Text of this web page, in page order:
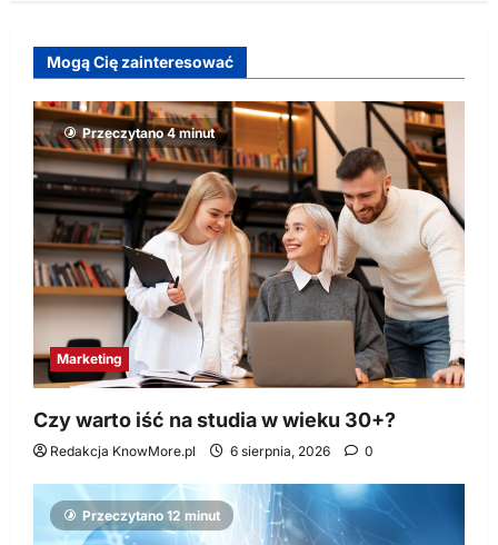
Mogą Cię zainteresować
Przeczytano 4 minut
Marketing
Czy warto iść na studia w wieku 30+?
Redakcja KnowMore.pl 6 sierpnia, 2026 0
Przeczytano 12 minut